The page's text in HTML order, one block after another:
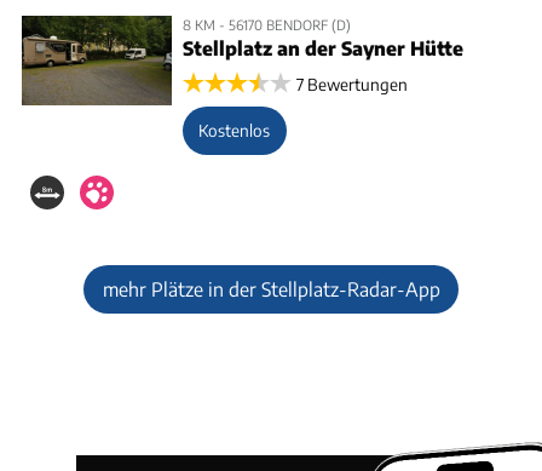
8 KM - 56170 BENDORF (D)
Stellplatz an der Sayner Hütte
7 Bewertungen
Kostenlos
mehr Plätze in der Stellplatz-Radar-App